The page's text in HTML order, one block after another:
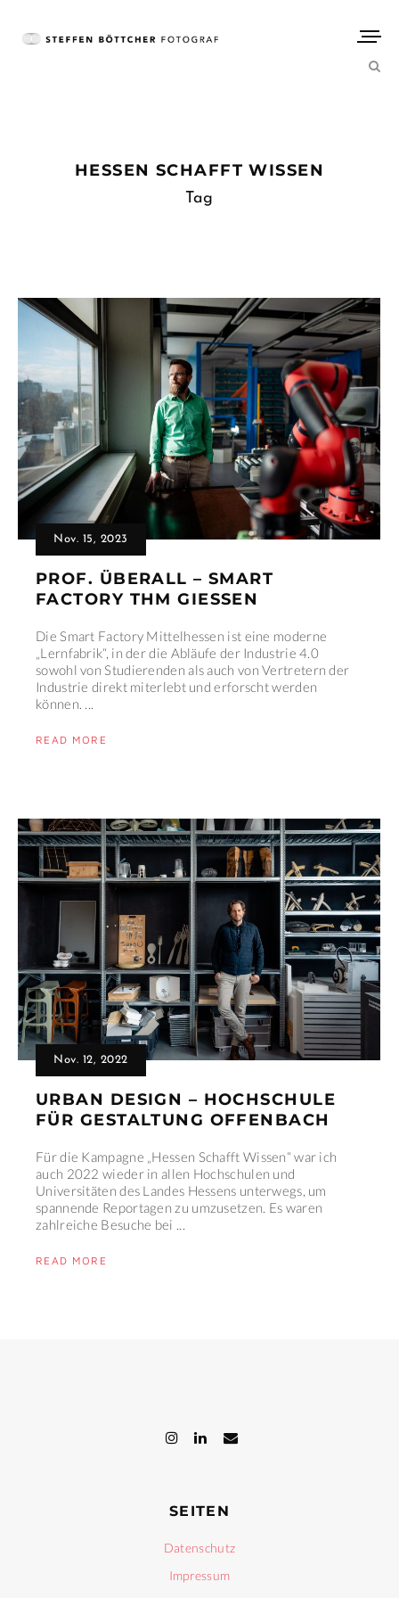
HESSEN SCHAFFT WISSEN
Tag
Nov. 15, 2023
PROF. ÜBERALL – SMART
FACTORY THM GIESSEN
Die Smart Factory Mittelhessen ist eine moderne
„Lernfabrik“, in der die Abläufe der Industrie 4.0
sowohl von Studierenden als auch von Vertretern der
Industrie direkt miterlebt und erforscht werden
können. ...
READ MORE
Nov. 12, 2022
URBAN DESIGN – HOCHSCHULE
FÜR GESTALTUNG OFFENBACH
Für die Kampagne „Hessen Schafft Wissen“ war ich
auch 2022 wieder in allen Hochschulen und
Universitäten des Landes Hessens unterwegs, um
spannende Reportagen zu umzusetzen. Es waren
zahlreiche Besuche bei ...
READ MORE
SEITEN
Datenschutz
Impressum